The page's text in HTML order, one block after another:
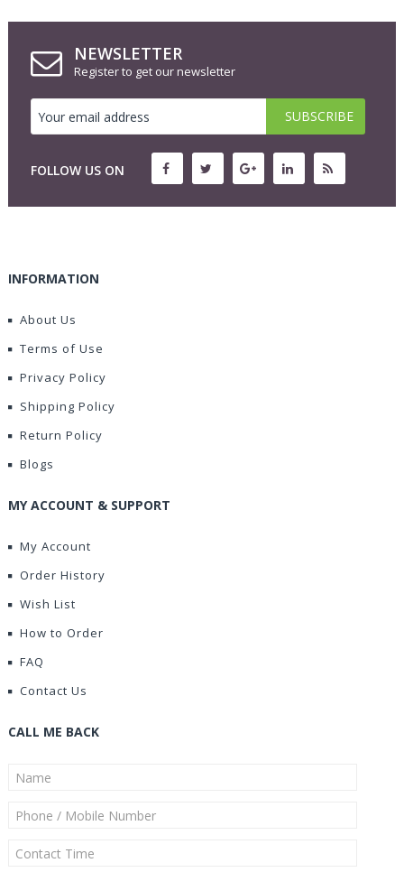
NEWSLETTER
Register to get our newsletter
FOLLOW US ON
INFORMATION
About Us
Terms of Use
Privacy Policy
Shipping Policy
Return Policy
Blogs
MY ACCOUNT & SUPPORT
My Account
Order History
Wish List
How to Order
FAQ
Contact Us
CALL ME BACK